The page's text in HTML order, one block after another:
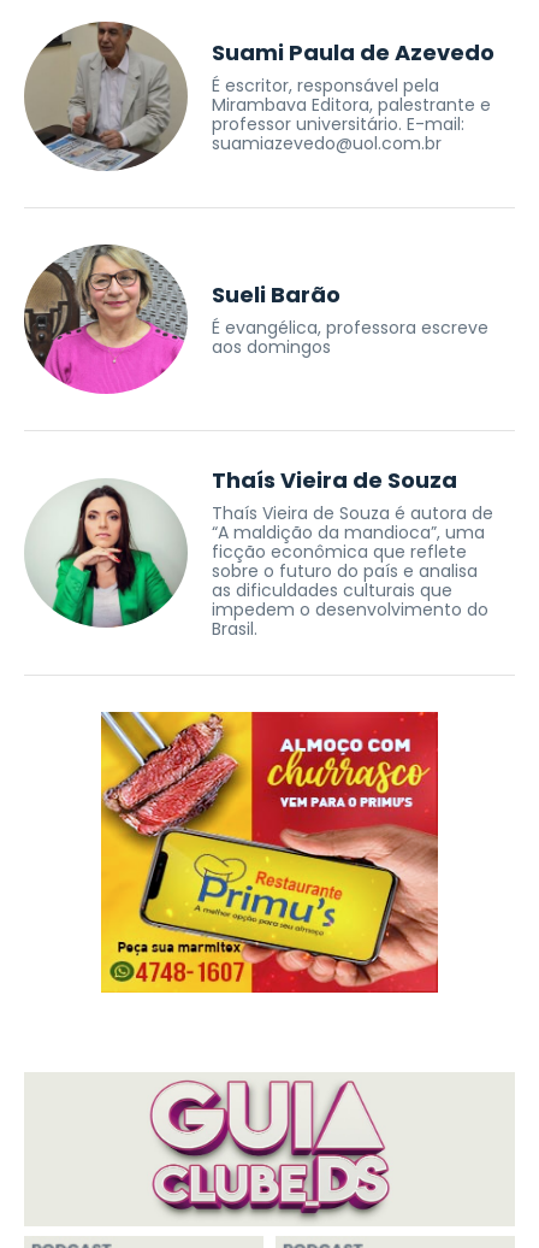
Suami Paula de Azevedo
É escritor, responsável pela
Mirambava Editora, palestrante e
professor universitário. E-mail:
suamiazevedo@uol.com.br
Sueli Barão
É evangélica, professora escreve
aos domingos
Thaís Vieira de Souza
Thaís Vieira de Souza é autora de
“A maldição da mandioca”, uma
ficção econômica que reflete
sobre o futuro do país e analisa
as dificuldades culturais que
impedem o desenvolvimento do
Brasil.